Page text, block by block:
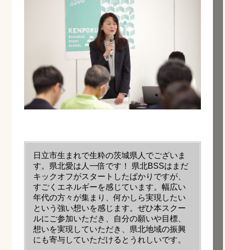
日立市生まれで生粋の茨城県人でございま
す。県北愛は人一倍です！ 県北BSSはまだ
キックオフがスタートしたばかりですが、
すごくエネルギーを感じています。幅広い
年代の方々が集まり、何かしら実現したい
という強い想いを感じます。ぜひ本スクー
ルにご参加いただき、自分の願いや目標、
想いを実現していただき、県北地域の振興
にも寄与していただけるとうれしいです。